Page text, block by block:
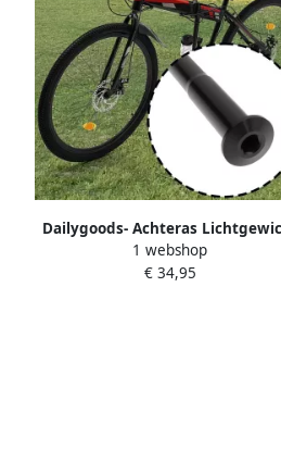
Dailygoods- Achteras
Aluminium M12x1.5
Lengte 175mm
1 webshop
€ 34,95